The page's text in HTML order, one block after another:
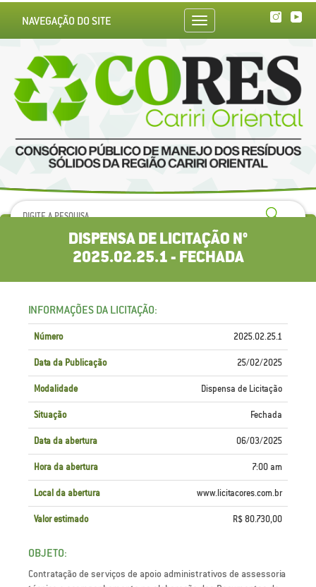
Toggle
navigation
NAVEGAÇÃO DO SITE
DISPENSA DE LICITAÇÃO N°
2025.02.25.1 - FECHADA
INFORMAÇÕES DA LICITAÇÃO:
Número 2025.02.25.1
Data da Publicação 25/02/2025
Modalidade Dispensa de Licitação
Situação Fechada
Data da abertura 06/03/2025
Hora da abertura 7:00 am
Local da abertura www.licitacores.com.br
Valor estimado R$ 80.730,00
OBJETO:
Contratação de serviços de apoio administrativos de assessoria